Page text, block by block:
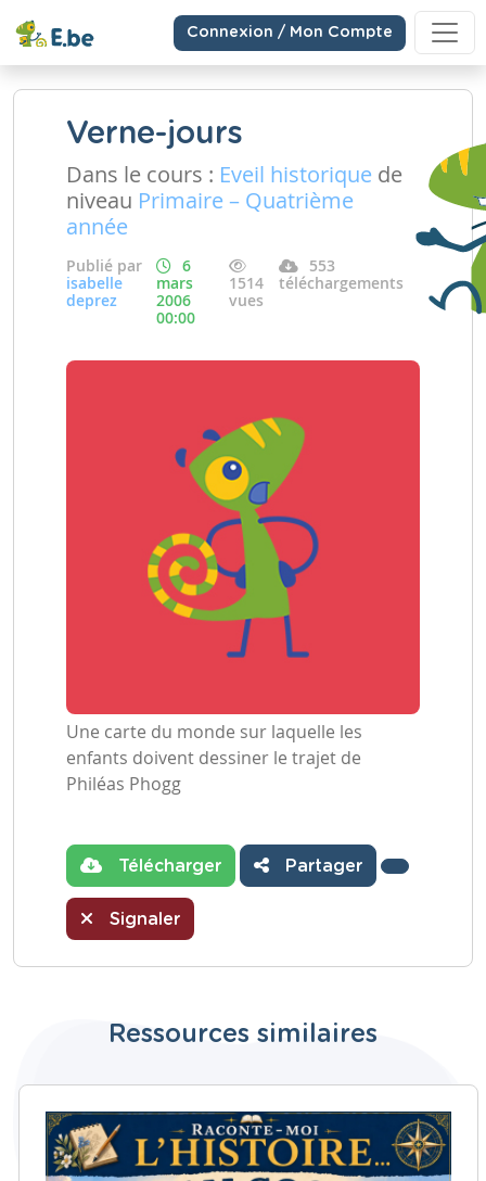
Connexion / Mon Compte
Verne-jours
Dans le cours : Eveil historique de
niveau Primaire – Quatrième
année
Publié par
isabelle
deprez
6
mars
2006
00:00
1514
vues
553
téléchargements
Une carte du monde sur laquelle les
enfants doivent dessiner le trajet de
Philéas Phogg
Télécharger Partager
Signaler
Ressources similaires